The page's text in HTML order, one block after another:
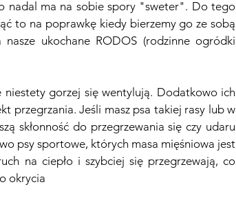
nadal ma na sobie spory "sweter". Do tego
to na poprawkę kiedy bierzemy go ze sobą
ukochane RODOS (rodzinne ogródki
niestety gorzej się wentylują. Dodatkowo ich
przegrzania. Jeśli masz psa takiej rasy lub w
skłonność do przegrzewania się czy udaru
psy sportowe, których masa mięśniowa jest
na ciepło i szybciej się przegrzewają, co
okrycia